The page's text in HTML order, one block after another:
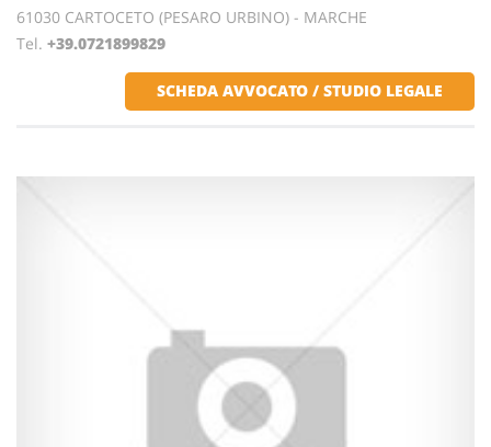
61030 CARTOCETO (PESARO URBINO) - MARCHE
Tel. +39.0721899829
SCHEDA AVVOCATO / STUDIO LEGALE